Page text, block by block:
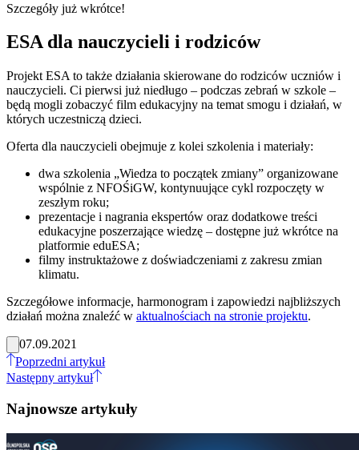
Szczegóły już wkrótce!
ESA dla nauczycieli i rodziców
Projekt ESA to także działania skierowane do rodziców uczniów i
nauczycieli. Ci pierwsi już niedługo – podczas zebrań w szkole –
będą mogli zobaczyć film edukacyjny na temat smogu i działań, w
których uczestniczą dzieci.
Oferta dla nauczycieli obejmuje z kolei szkolenia i materiały:
dwa szkolenia „Wiedza to początek zmiany” organizowane
wspólnie z NFOŚiGW, kontynuujące cykl rozpoczęty w
zeszłym roku;
prezentacje i nagrania ekspertów oraz dodatkowe treści
edukacyjne poszerzające wiedzę – dostępne już wkrótce na
platformie eduESA;
filmy instruktażowe z doświadczeniami z zakresu zmian
klimatu.
Szczegółowe informacje, harmonogram i zapowiedzi najbliższych
działań można znaleźć w aktualnościach na stronie projektu.
07.09.2021
Poprzedni artykuł
Następny artykuł
Najnowsze artykuły